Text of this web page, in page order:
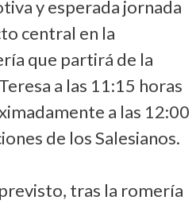
y esperada jornada
central en la
que partirá de la
a las 11:15 horas
a las 12:00
de los Salesianos.
tras la romería